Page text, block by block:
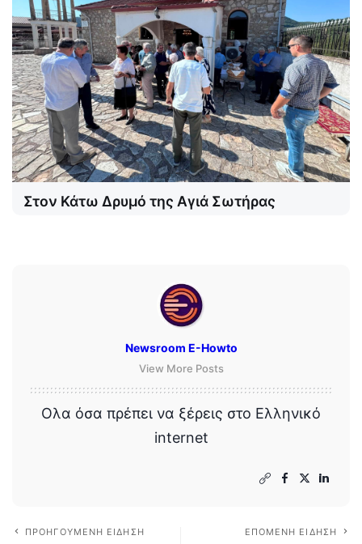
Στον Κάτω Δρυμό της Αγιά Σωτήρας
Newsroom E-Howto
View More Posts
Ολα όσα πρέπει να ξέρεις στο Ελληνικό
internet
ΠΡΟΗΓΟΎΜΕΝΗ ΕΊΔΗΣΗ ΕΠΌΜΕΝΗ ΕΊΔΗΣΗ